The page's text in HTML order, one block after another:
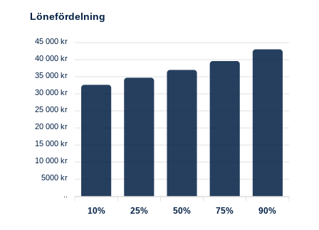
Lönefördelning
45 000 kr
40 000 kr
35 000 kr
30 000 kr
25 000 kr
20 000 kr
15 000 kr
10 000 kr
5000 kr
10% 25% 50% 75% 90%